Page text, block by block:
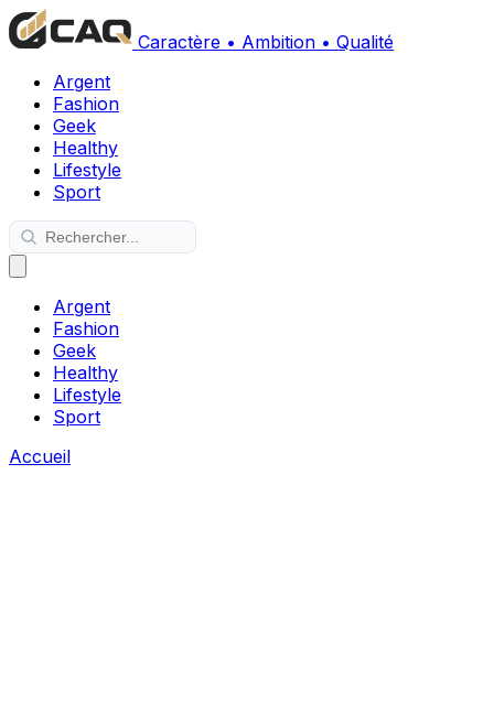
Caractère • Ambition • Qualité
Argent
Fashion
Geek
Healthy
Lifestyle
Sport
Argent
Fashion
Geek
Healthy
Lifestyle
Sport
Accueil